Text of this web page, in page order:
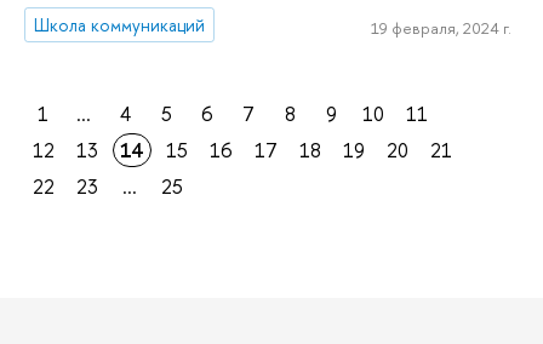
Школа коммуникаций
19 февраля, 2024 г.
1 ... 4 5 6 7 8 9 10
11
12
13 14 15 16 17 18 19 20
21
22
23 ... 25